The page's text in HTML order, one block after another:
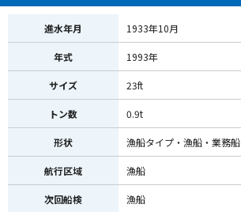
進水年月 1933年10月
年式 1993年
サイズ 23ft
トン数 0.9t
形状 漁船タイプ・漁船・業務船
航行区域 漁船
次回船検 漁船